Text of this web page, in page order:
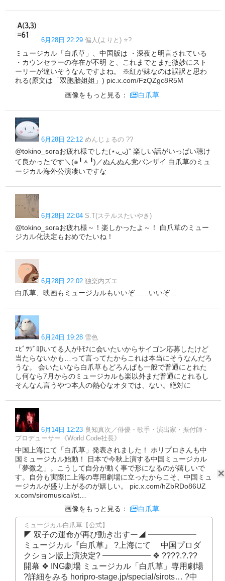
6月28日 22:29 偏人(よりと) ⭐️?
ミュージカル「白爪草」、中国版は ・深夜と明言されている
・カウンセラーの存在が不明 と、これまでとまた微妙にスト
ーリーが違いそうなんですよね。 ※紅が妹なのは誤訳と思わ
れる(原文は「双胞胎姐姐」) pic.x.com/FzQZgc8R5M
画像をもっと見る：
白爪草
6月28日 22:12 めんじょるの ??
@tokino_soraお疲れ様でした(⋆ᴗ͈ˬᴗ͈)” 楽しい話がいっぱい聴け
て良かったです＼(๑╹ᆺ╹)／ぬんぬん党バンザイ 白爪草のミュ
ージカル海外公演凄いですな
6月28日 22:04 S.T(ステルスたいやき)
@tokino_soraお疲れ様～！楽しかったよ～！ 白爪草のミュー
ジカル化決定もおめでたいね！
6月28日 22:02 独楽内ズエ
白爪草、映画もミュージカルもいいぞ……いいぞ…
6月24日 19:28 雪色
ｴﾋﾞﾂﾂﾞ叩いてる人がﾄﾓﾅに会いたいからサイゴン応募したけど
当たらないかも…って言ってたからこれは本当にそうなんだろ
うな。 会いたいなら白爪草もどろんぱも一般で普通にとれた
し何なら7月からのミュージカルも楽以外まだ普通にとれるし
そんなん言うやつ本人の熱心なオタでは、ない。絶対に
6月14日 12:23 良知真次／俳優・歌手・演出家・振付師・
プロデューサー《World Code社長》
中国上海にて「白爪草」発表されました！ ホリプロさんも中
国ミュージカル始動！ 日本で今秋上演する中国ミュージカル
「夢微之」。こうして自分が動く事で形になるのが嬉しいで
す。自分も実際に上海の専用劇場に立ったからこそ、中国ミュ
ージカルが盛り上がるのが嬉しい。 pic.x.com/hZbRDo86UZ
x.com/siromusical/st…
画像をもっと見る：
白爪草
ミュージカル白爪草【公式】
◤ 双子の運命が再び動き出すー◢ ━━━━━━
ミュージカル『白爪草』 ?上海にて 中国プロダ
クション版上演決定? ━━━━━━ ❖ ????.?.??
開幕 ❖ ING劇場 ミュージカル「白爪草」専用劇場
?詳細をみる horipro-stage.jp/special/sirots… ?中